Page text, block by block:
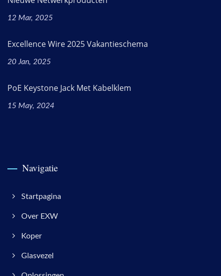
12 Mar, 2025
Excellence Wire 2025 Vakantieschema
20 Jan, 2025
PoE Keystone Jack Met Kabelklem
15 May, 2024
Navigatie
Startpagina
Over EXW
Koper
Glasvezel